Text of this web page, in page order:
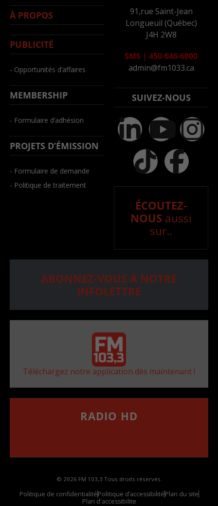
À PROPOS
PUBLICITÉ
- Opportunités d’affaires
MEMBERSHIP
- Formulaire d’adhésion
PROJETS D’ÉMISSION
- Formulaire de demande
- Politique de traitement
91,rue Saint-Jean
Longueuil (Québec)
J4H 2W8
SMS | 450-646-6800
admin@fm1033.ca
SUIVEZ-NOUS
ÉCOUTEZ-
NOUS aussi
sur..
ABONNEZ-VOUS À NOTRE
INFOLETTRE
Téléchargez notre application dès maintenant !
RADIO HD
© 2026 FM 103,3 Tous droits réservés.
Politique de confidentialitéPolitique d’accessibilitéPlan du site
Plan d'accessibilite